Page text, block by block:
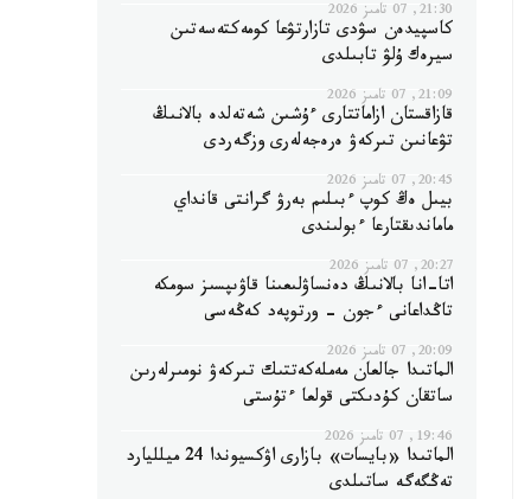
21:30, 07 تامىز 2026
كاسپيدەن سۋدى تازارتۋعا كومەكتەسەتىن
سيرەك ۇلۋ تابىلدى
21:09, 07 تامىز 2026
قازاقستان ازاماتتارى ءۇشىن شەتەلدە بالانىڭ
تۋعانىن تىركەۋ ەرەجەلەرى وزگەردى
20:45, 07 تامىز 2026
بيىل ەڭ كوپ ءبىلىم بەرۋ گرانتى قانداي
ماماندىقتارعا ءبولىندى
20:27, 07 تامىز 2026
اتا-انا بالانىڭ دەنساۋلىعىنا قاۋىپسىز سومكە
تاڭداعانى ءجون - ورتوپەد كەڭەسى
20:09, 07 تامىز 2026
الماتىدا جالعان مەملەكەتتىك تىركەۋ نومىرلەرىن
ساتقان كۇدىكتى قولعا ءتۇستى
19:46, 07 تامىز 2026
الماتىدا «بايسات» بازارى اۋكسيوندا 24 ميلليارد
تەڭگەگە ساتىلدى